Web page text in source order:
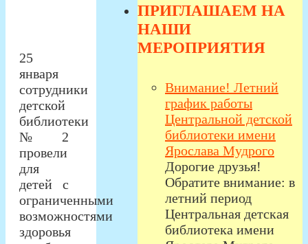
25
января
сотрудники
детской
библиотеки
№ 2
провели
для
детей с
ограниченными
возможностями
здоровья
ПРИГЛАШАЕМ НА
НАШИ
МЕРОПРИЯТИЯ
Внимание! Летний
график работы
Центральной детской
библиотеки имени
Ярослава Мудрого
Дорогие друзья!
Обратите внимание: в
летний период
Центральная детская
библиотека имени